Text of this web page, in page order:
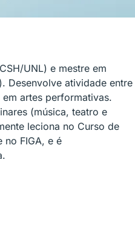
UNL) e mestre em
Desenvolve atividade entre
artes performativas.
(música, teatro e
leciona no Curso de
no FIGA, e é